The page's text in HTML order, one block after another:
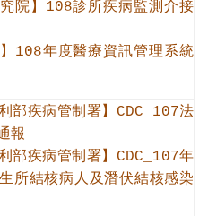
究院】108診所疾病監測介接
】108年度醫療資訊管理系統
利部疾病管制署】CDC_107法
報
利部疾病管制署】CDC_107年
所結核病人及潛伏結核感染